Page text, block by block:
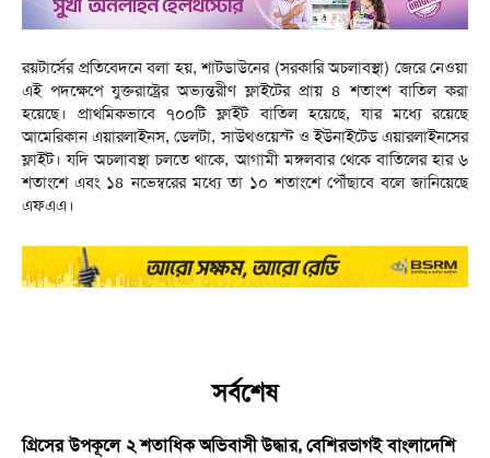
রয়টার্সের প্রতিবেদনে বলা হয়, শাটডাউনের (সরকারি অচলাবস্থা) জেরে নেওয়া
এই পদক্ষেপে যুক্তরাষ্ট্রের অভ্যন্তরীণ ফ্লাইটের প্রায় ৪ শতাংশ বাতিল করা
হয়েছে। প্রাথমিকভাবে ৭০০টি ফ্লাইট বাতিল হয়েছে, যার মধ্যে রয়েছে
আমেরিকান এয়ারলাইনস, ডেলটা, সাউথওয়েস্ট ও ইউনাইটেড এয়ারলাইনসের
ফ্লাইট। যদি অচলাবস্থা চলতে থাকে, আগামী মঙ্গলবার থেকে বাতিলের হার ৬
শতাংশে এবং ১৪ নভেম্বরের মধ্যে তা ১০ শতাংশে পৌঁছাবে বলে জানিয়েছে
এফএএ।
সর্বশেষ
গ্রিসের উপকূলে ২ শতাধিক অভিবাসী উদ্ধার, বেশিরভাগই বাংলাদেশি